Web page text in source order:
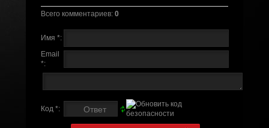
Всего комментариев: 0
Имя *:
Email
*:
Код *: